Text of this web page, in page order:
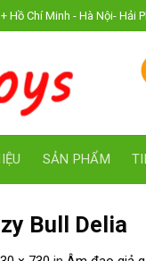
Hồ Chí Minh - Hà Nội- Hải
SẢN PHẨM
Bull Delia